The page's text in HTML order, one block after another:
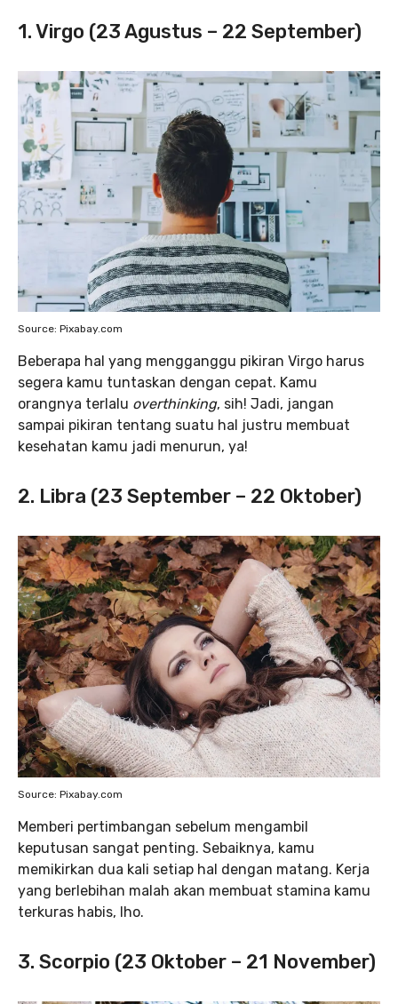
1. Virgo (23 Agustus – 22 September)
Source: Pixabay.com
Beberapa hal yang mengganggu pikiran Virgo harus
segera kamu tuntaskan dengan cepat. Kamu
orangnya terlalu overthinking, sih! Jadi, jangan
sampai pikiran tentang suatu hal justru membuat
kesehatan kamu jadi menurun, ya!
2. Libra (23 September – 22 Oktober)
Source: Pixabay.com
Memberi pertimbangan sebelum mengambil
keputusan sangat penting. Sebaiknya, kamu
memikirkan dua kali setiap hal dengan matang. Kerja
yang berlebihan malah akan membuat stamina kamu
terkuras habis, lho.
3. Scorpio (23 Oktober – 21 November)